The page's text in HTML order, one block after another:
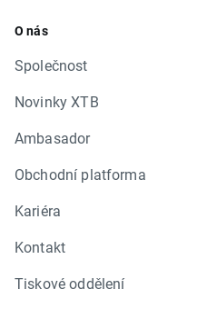
O nás
Společnost
Novinky XTB
Ambasador
Obchodní platforma
Kariéra
Kontakt
Tiskové oddělení